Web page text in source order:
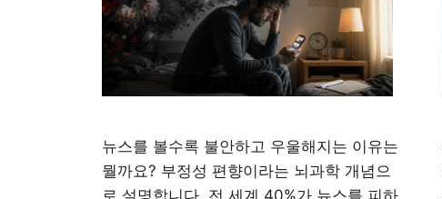
뉴스를 볼수록 불안하고 우울해지는 이유는
뭘까요? 부정성 편향이라는 뇌과학 개념으
로 설명합니다. 전 세계 40%가 뉴스를 피하